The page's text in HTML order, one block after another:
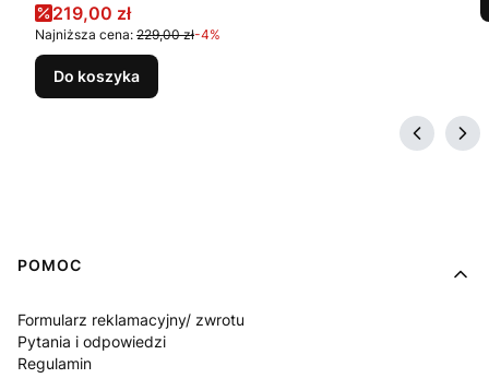
Cena promocyjna
219,00 zł
Najniższa cena: 229,00 zł-4%
Do koszyka
Linki w stopce
POMOC
Formularz reklamacyjny/ zwrotu
Pytania i odpowiedzi
Regulamin